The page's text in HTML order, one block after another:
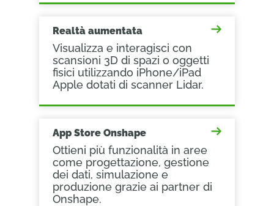
Realtà aumentata
Visualizza e interagisci con
scansioni 3D di spazi o oggetti
fisici utilizzando iPhone/iPad
Apple dotati di scanner Lidar.
App Store Onshape
Ottieni più funzionalità in aree
come progettazione, gestione
dei dati, simulazione e
produzione grazie ai partner di
Onshape.